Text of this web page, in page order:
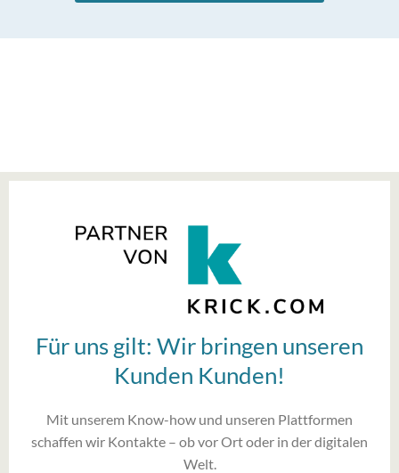
Für uns gilt: Wir bringen unseren
Kunden Kunden!
Mit unserem Know-how und unseren Plattformen
schaffen wir Kontakte – ob vor Ort oder in der digitalen
Welt.